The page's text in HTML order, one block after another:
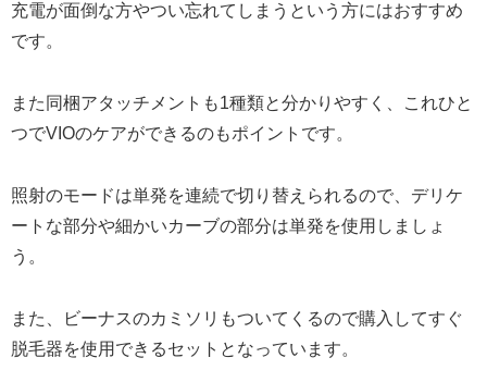
充電が面倒な方やつい忘れてしまうという方にはおすすめ
です。
また同梱アタッチメントも1種類と分かりやすく、これひと
つでVIOのケアができるのもポイントです。
照射のモードは単発を連続で切り替えられるので、デリケ
ートな部分や細かいカーブの部分は単発を使用しましょ
う。
また、ビーナスのカミソリもついてくるので購入してすぐ
脱毛器を使用できるセットとなっています。